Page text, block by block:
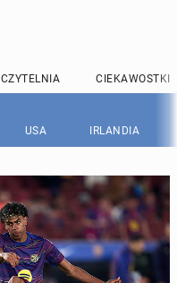
CZYTELNIA CIEKAWOSTKI
USA IRLANDIA